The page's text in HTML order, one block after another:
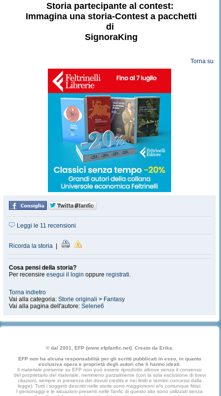
Storia partecipante al contest:
Immagina una storia-Contest a pacchetti
di
SignoraKing
Torna su
Leggi le 11 recensioni
Ricorda la storia |
Cosa pensi della storia?
Per recensire esegui il login oppure registrati.
Torna indietro
Vai alla categoria: Storie originali > Fantasy
Vai alla pagina dell'autore: Selene6
© dal 2001, EFP (www.efpfanfic.net). Creato da Erika.
EFP non ha alcuna responsabilità per gli scritti pubblicati in esso, in quanto
esclusiva opera e proprietà degli autori che li hanno ideati.
Il materiale presente su EFP non può essere riprodotto altrove senza il consenso
del proprietario del materiale, nemmeno parzialmente (con la sola esclusione di brevi
citazioni, sempre in presenza dei dovuti credits e nei limiti e termini concessi dalla
legge). Tutti i soggetti descritti nelle storie sono maggiorenni e/o comunque fittizi.
I personaggi e le situazioni presenti nelle fanfic di questo sito sono utilizzati senza